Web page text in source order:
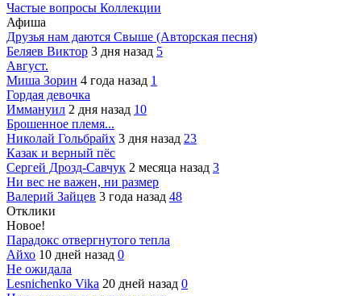
Частые вопросы Коллекции
Афиша
Друзья нам даются Свыше (Авторская песня)
Беляев Виктор 3 дня назад 5
Август.
Миша Зорин 4 года назад 1
Гордая девочка
Иммануил 2 дня назад 10
Брошенное племя...
Николай Гольбрайх 3 дня назад 23
Казак и верный пёс
Сергей Дрозд-Савчук 2 месяца назад 3
Ни вес не важен, ни размер
Валерий Зайцев 3 года назад 48
Отклики
Новое!
Парадокс отвергнутого тепла
Айхо 10 дней назад 0
Не ожидала
Lesnichenko Vika 20 дней назад 0